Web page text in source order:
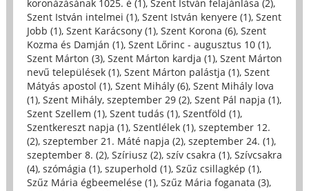
koronázásának 1025. é (1), Szent István felajánlása (2),
Szent István intelmei (1), Szent István kenyere (1), Szent
Jobb (1), Szent Karácsony (1), Szent Korona (6), Szent
Kozma és Damján (1), Szent Lőrinc - augusztus 10 (1),
Szent Márton (3), Szent Márton kardja (1), Szent Márton
nevű települések (1), Szent Márton palástja (1), Szent
Mátyás apostol (1), Szent Mihály (6), Szent Mihály lova
(1), Szent Mihály, szeptember 29 (2), Szent Pál napja (1),
Szent Szellem (1), Szent tudás (1), Szentföld (1),
Szentkereszt napja (1), Szentlélek (1), szeptember 12.
(2), szeptember 21. Máté napja (2), szeptember 24. (1),
szeptember 8. (2), Szíriusz (2), szív csakra (1), Szívcsakra
(4), szómágia (1), szuperhold (1), Szűz csillagkép (1),
Szűz Mária égbeemelése (1), Szűz Mária foganata (3),